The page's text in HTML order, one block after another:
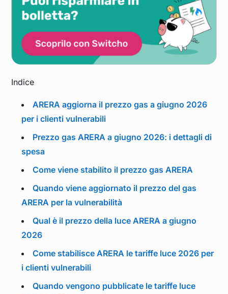
Indice
ARERA aggiorna il prezzo gas a giugno 2026
per i clienti vulnerabili
Prezzo gas ARERA a giugno 2026: i dettagli di
spesa
Come viene stabilito il prezzo gas ARERA
Quando viene aggiornato il prezzo del gas
ARERA per la vulnerabilità
Qual è il prezzo della luce ARERA a giugno
2026
Come stabilisce ARERA le tariffe luce 2026 per
i clienti vulnerabili
Quando vengono pubblicate le tariffe luce